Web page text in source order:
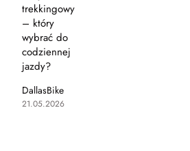
trekkingowy
– który
wybrać do
codziennej
jazdy?
DallasBike
21.05.2026